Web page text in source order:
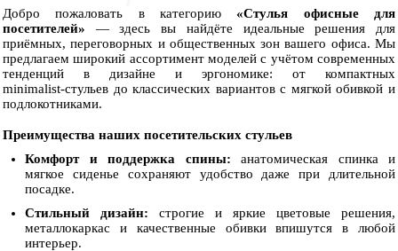
Добро пожаловать в категорию«Стулья офисные для
посетителей» — здесь вы найдёте идеальные решения для
приёмных, переговорных и общественных зон вашего офиса. Мы
предлагаем широкий ассортимент моделей с учётом современных
тенденций в дизайне и эргономике: от компактных
minimalist‑стульев до классических вариантов с мягкой обивкой и
подлокотниками.
Преимущества наших посетительских стульев
Комфорт и поддержка спины: анатомическая спинка и
мягкое сиденье сохраняют удобство даже при длительной
посадке.
Стильный дизайн: строгие и яркие цветовые решения,
металлокаркас и качественные обивки впишутся в любой
интерьер.